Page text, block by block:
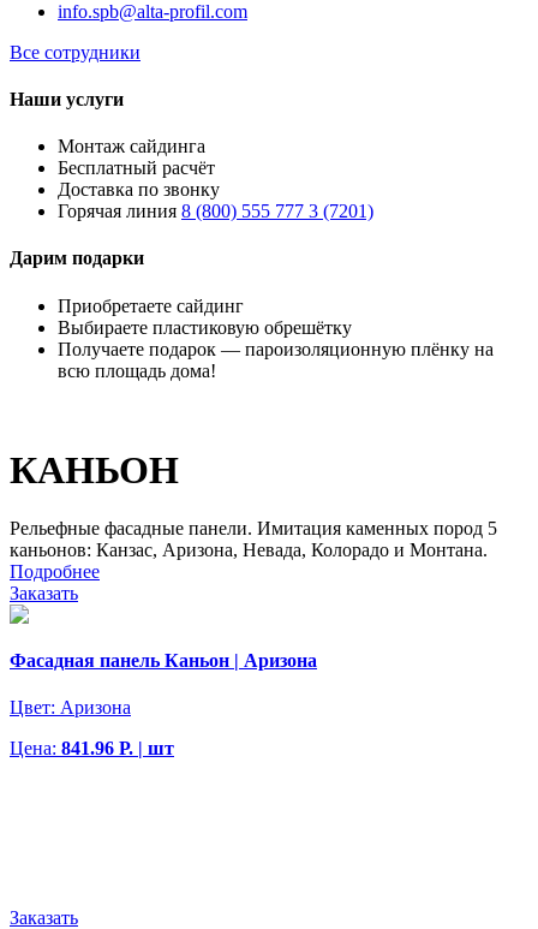
info.spb@alta-profil.com
Все сотрудники
Наши услуги
Монтаж сайдинга
Бесплатный расчёт
Доставка по звонку
Горячая линия 8 (800) 555 777 3 (7201)
Дарим подарки
Приобретаете сайдинг
Выбираете пластиковую обрешётку
Получаете подарок — пароизоляционную плёнку на
всю площадь дома!
КАНЬОН
Рельефные фасадные панели. Имитация каменных пород 5
каньонов: Канзас, Аризона, Невада, Колорадо и Монтана.
Подробнее
Заказать
Фасадная панель Каньон | Аризона
Цвет: Аризона
Цена: 841.96 Р. | шт
Заказать